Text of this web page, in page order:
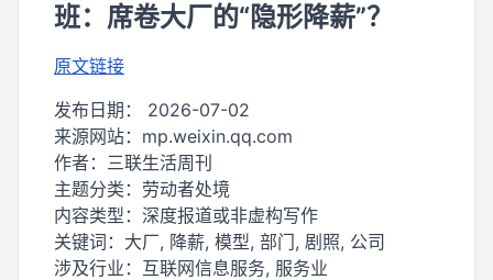
班：席卷大厂的“隐形降薪”？
原文链接
发布日期： 2026-07-02
来源网站： mp.weixin.qq.com
作者： 三联生活周刊
主题分类： 劳动者处境
内容类型： 深度报道或非虚构写作
关键词： 大厂, 降薪, 模型, 部门, 剧照, 公司
涉及行业： 互联网信息服务, 服务业